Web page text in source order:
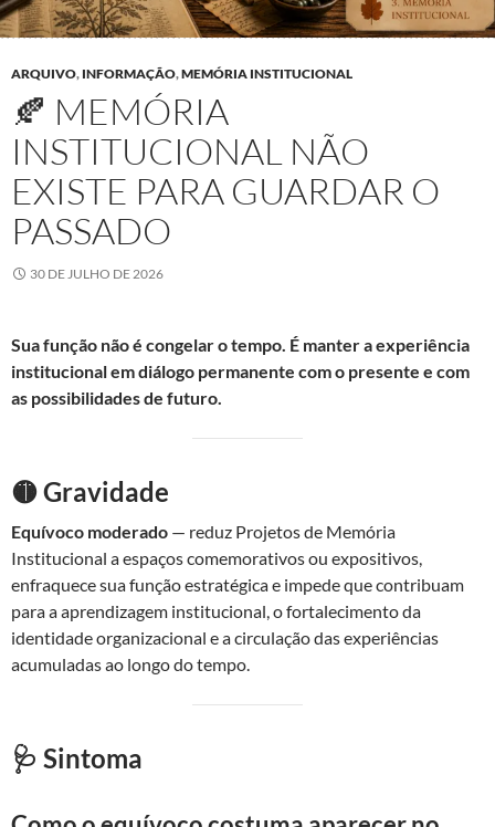
ARQUIVO, INFORMAÇÃO,MEMÓRIA INSTITUCIONAL
🍂 MEMÓRIA
INSTITUCIONAL NÃO
EXISTE PARA GUARDAR O
PASSADO
30 DE JULHO DE 2026
Sua função não é congelar o tempo. É manter a experiência
institucional em diálogo permanente com o presente e com
as possibilidades de futuro.
🟡 Gravidade
Equívoco moderado — reduz Projetos de Memória
Institucional a espaços comemorativos ou expositivos,
enfraquece sua função estratégica e impede que contribuam
para a aprendizagem institucional, o fortalecimento da
identidade organizacional e a circulação das experiências
acumuladas ao longo do tempo.
🩺 Sintoma